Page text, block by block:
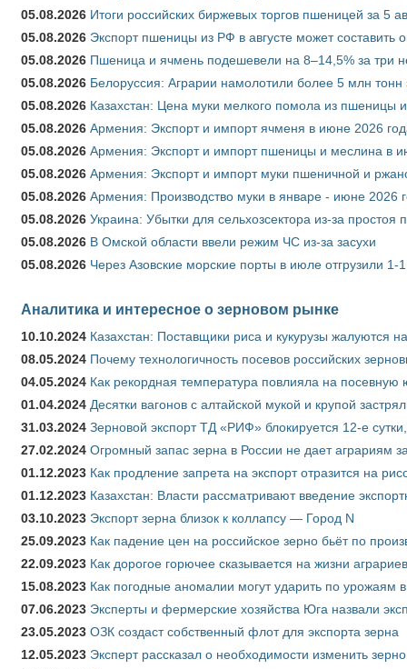
05.08.2026 Итоги российских биржевых торгов пшеницей за 5
05.08.2026 Экспорт пшеницы из РФ в августе может составить
05.08.2026 Пшеница и ячмень подешевели на 8–14,5% за три
05.08.2026 Белоруссия: Аграрии намолотили более 5 млн тонн
05.08.2026 Казахстан: Цена муки мелкого помола из пшеницы
05.08.2026 Армения: Экспорт и импорт ячменя в июне 2026
05.08.2026 Армения: Экспорт и импорт пшеницы и меслина в
05.08.2026 Армения: Экспорт и импорт муки пшеничной и
05.08.2026 Армения: Производство муки в январе - июне 2026
05.08.2026 Украина: Убытки для сельхозсектора из-за простоя
05.08.2026 В Омской области ввели режим ЧС из-за засухи
05.08.2026 Через Азовские морские порты в июле отгрузили
Аналитика и интересное о зерновом рынке
10.10.2024 Казахстан: Поставщики риса и кукурузы жалуются
08.05.2024 Почему технологичность посевов российских
04.05.2024 Как рекордная температура повлияла на
01.04.2024 Десятки вагонов с алтайской мукой и крупой
31.03.2024 Зерновой экспорт ТД «РИФ» блокируется 12-е
27.02.2024 Огромный запас зерна в России не дает аграриям
01.12.2023 Как продление запрета на экспорт отразится на
01.12.2023 Казахстан: Власти рассматривают введение
03.10.2023 Экспорт зерна близок к коллапсу — Город N
25.09.2023 Как падение цен на российское зерно бьёт по
22.09.2023 Как дорогое горючее сказывается на жизни аграриев
15.08.2023 Как погодные аномалии могут ударить по урожаям
07.06.2023 Эксперты и фермерские хозяйства Юга назвали
23.05.2023 ОЗК создаст собственный флот для экспорта зерна
12.05.2023 Эксперт рассказал о необходимости изменить